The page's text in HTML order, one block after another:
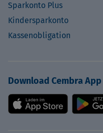
Sparkonto Plus
Kindersparkonto
Kassenobligation
Download Cembra App